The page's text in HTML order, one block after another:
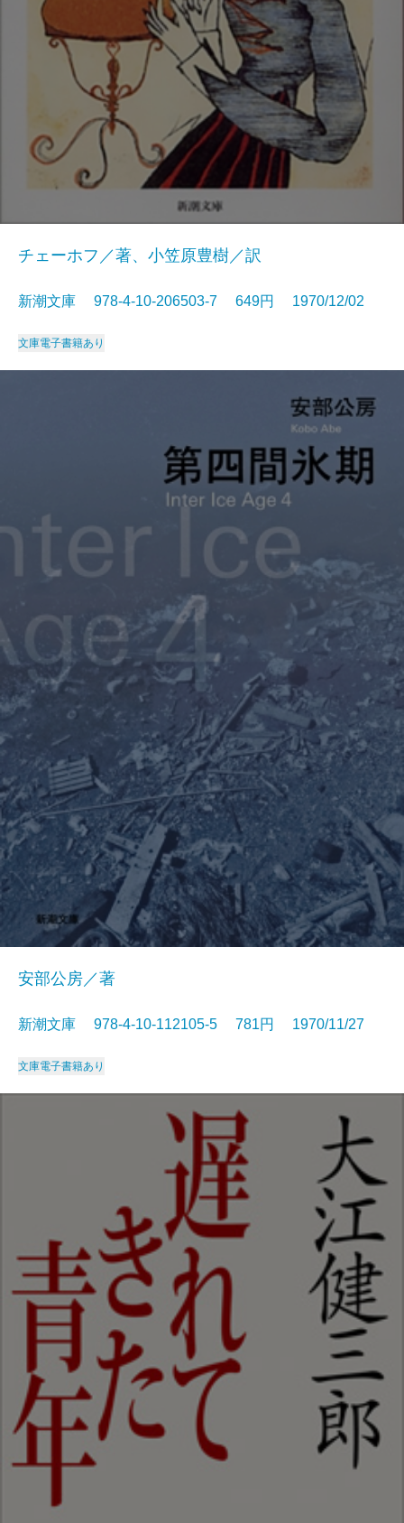
チェーホフ／著、小笠原豊樹／訳
新潮文庫 978-4-10-206503-7 649円 1970/12/02
文庫電子書籍あり
安部公房／著
新潮文庫 978-4-10-112105-5 781円 1970/11/27
文庫電子書籍あり